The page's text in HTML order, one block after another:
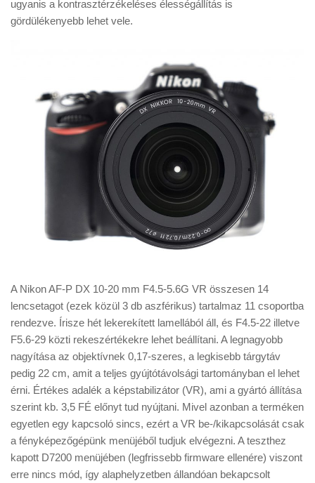
ugyanis a kontrasztérzékeléses élességállítás is
gördülékenyebb lehet vele.
A Nikon AF-P DX 10-20 mm F4.5-5.6G VR összesen 14
lencsetagot (ezek közül 3 db aszférikus) tartalmaz 11 csoportba
rendezve. Írisze hét lekerekített lamellából áll, és F4.5-22 illetve
F5.6-29 közti rekeszértékekre lehet beállítani. A legnagyobb
nagyítása az objektívnek 0,17-szeres, a legkisebb tárgytáv
pedig 22 cm, amit a teljes gyújtótávolsági tartományban el lehet
érni. Értékes adalék a képstabilizátor (VR), ami a gyártó állítása
szerint kb. 3,5 FÉ előnyt tud nyújtani. Mivel azonban a terméken
egyetlen egy kapcsoló sincs, ezért a VR be-/kikapcsolását csak
a fényképezőgépünk menüjéből tudjuk elvégezni. A teszthez
kapott D7200 menüjében (legfrissebb firmware ellenére) viszont
erre nincs mód, így alaphelyzetben állandóan bekapcsolt